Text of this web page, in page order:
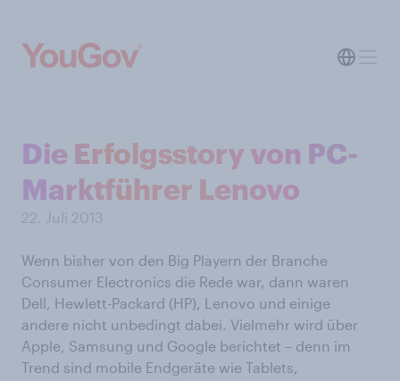
Die Erfolgsstory von PC-
Marktführer Lenovo
22. Juli 2013
Wenn bisher von den Big Playern der Branche
Consumer Electronics die Rede war, dann waren
Dell, Hewlett-Packard (HP), Lenovo und einige
andere nicht unbedingt dabei. Vielmehr wird über
Apple, Samsung und Google berichtet – denn im
Trend sind mobile Endgeräte wie Tablets,